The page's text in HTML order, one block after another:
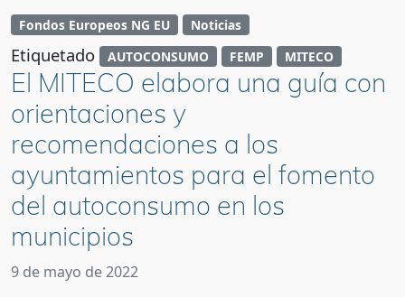
Fondos Europeos NG EU Noticias
Etiquetado AUTOCONSUMO FEMP MITECO
El MITECO elabora una guía con
orientaciones y
recomendaciones a los
ayuntamientos para el fomento
del autoconsumo en los
municipios
9 de mayo de 2022